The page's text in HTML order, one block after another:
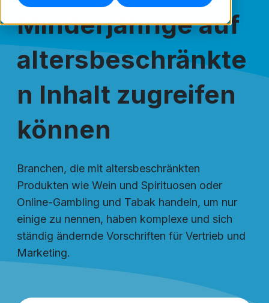
Minderjährige auf
altersbeschränkte
n Inhalt zugreifen
können
Branchen, die mit altersbeschränkten
Produkten wie Wein und Spirituosen oder
Online-Gambling und Tabak handeln, um nur
einige zu nennen, haben komplexe und sich
ständig ändernde Vorschriften für Vertrieb und
Marketing.